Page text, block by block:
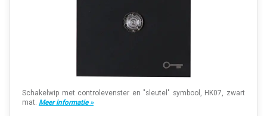
Schakelwip met controlevenster en "sleutel" symbool, HK07, zwart
mat. Meer informatie »